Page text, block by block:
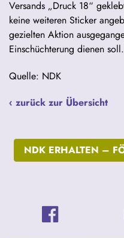
Versands „Druck 18“
keine weiteren Sticker
gezielten Aktion
Einschüchterung dienen soll.
Quelle: NDK
‹ zurück zur Übersicht
NDK ERHALTEN –